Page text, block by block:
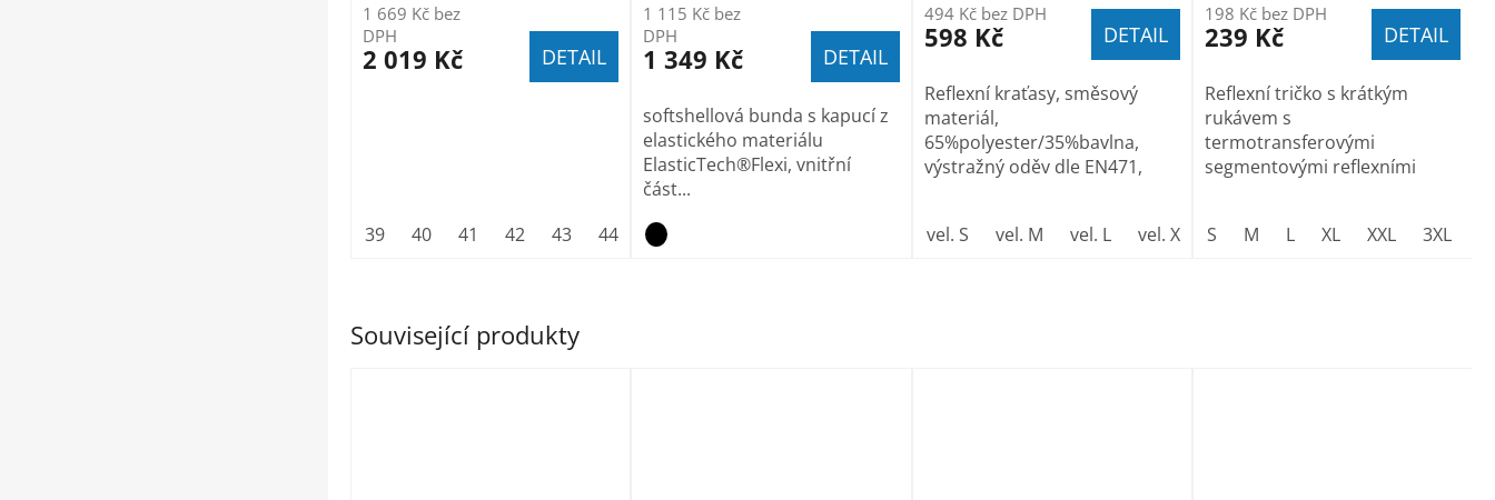
Související produkty
1 669 Kč bez
DPH
2 019 Kč DETAIL
39 40 41 42 43 44 45
1 115 Kč bez
DPH
1 349 Kč DETAIL
softshellová bunda s kapucí z
elastického materiálu
ElasticTech®Flexi, vnitřní
část...
494 Kč bez DPH
598 Kč DETAIL
Reflexní kraťasy, směsový
materiál,
65%polyester/35%bavlna,
výstražný oděv dle EN471,
vel. S vel. M vel. L vel. XL vel. XXL vel. 3XL
198 Kč bez DPH
239 Kč DETAIL
Reflexní tričko s krátkým
rukávem s
termotransferovými
segmentovými reflexními
S
M L XL XXL 3XL